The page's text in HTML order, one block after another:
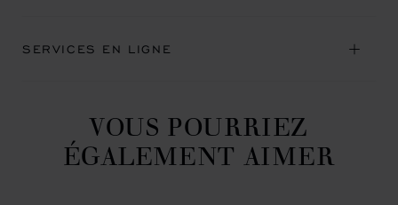
SERVICES EN LIGNE
VOUS POURRIEZ
ÉGALEMENT AIMER